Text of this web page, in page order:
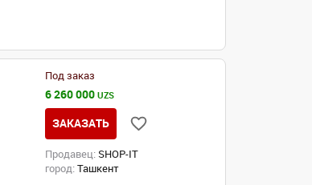
Под заказ
6 260 000UZS
ЗАКАЗАТЬ
Продавец: SHOP-IT
город: Ташкент